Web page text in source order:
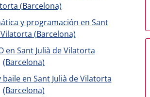
(Barcelona)
y programación en Sant
Vilatorta (Barcelona)
en Sant Julià de Vilatorta
(Barcelona)
baile en Sant Julià de Vilatorta
(Barcelona)